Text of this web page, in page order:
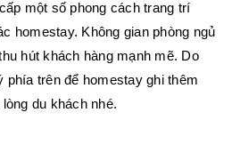
một số phong cách trang trí
homestay. Không gian phòng ngủ
hút khách hàng mạnh mẽ. Do
trên để homestay ghi thêm
du khách nhé.